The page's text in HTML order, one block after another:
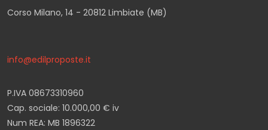
Corso Milano, 14 - 20812 Limbiate (MB)
info@edilproposte.it
P.IVA 08673310960
Cap. sociale: 10.000,00 € iv
Num REA: MB 1896322